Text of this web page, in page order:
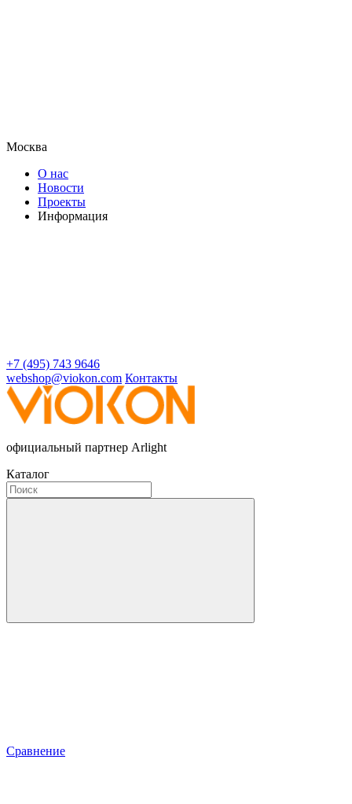
Москва
О нас
Новости
Проекты
Информация
+7 (495) 743 9646
webshop@viokon.com Контакты
официальный партнер Arlight
Каталог
Сравнение